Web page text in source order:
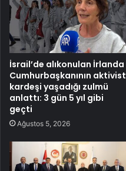
İsrail’de alıkonulan İrlanda
Cumhurbaşkanının aktivist
kardeşi yaşadığı zulmü
anlattı: 3 gün 5 yıl gibi
geçti
Ağustos 5, 2026